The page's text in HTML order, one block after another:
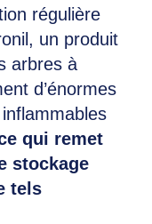
régulière
un produit
arbres à
d’énormes
qui remet
stockage
tels